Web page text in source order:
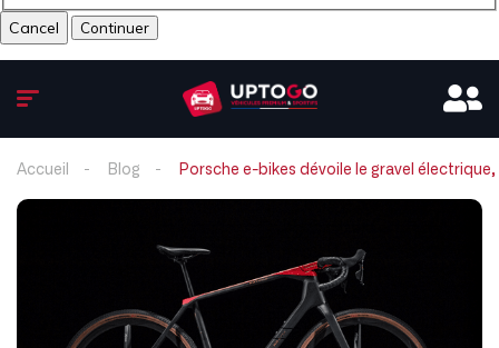
Cancel
Accueil Blog Porsche e-bikes dévoile le gravel